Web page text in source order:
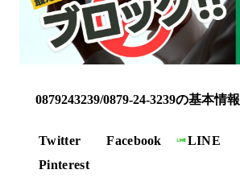
0879243239/0879-24-3239の基本情報
Twitter Facebook LINE
Pinterest